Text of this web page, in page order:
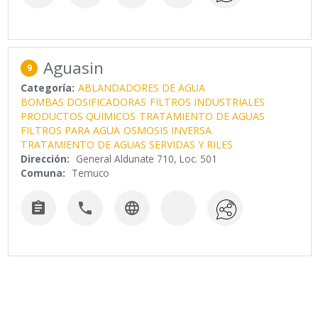
9 Aguasin
Categoría: ABLANDADORES DE AGUA
BOMBAS DOSIFICADORAS FILTROS INDUSTRIALES
PRODUCTOS QUIMICOS TRATAMIENTO DE AGUAS
FILTROS PARA AGUA OSMOSIS INVERSA
TRATAMIENTO DE AGUAS SERVIDAS Y RILES
Dirección: General Aldunate 710, Loc. 501
Comuna: Temuco
  